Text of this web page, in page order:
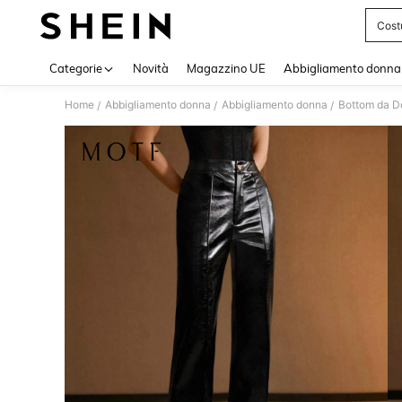
Categorie Novità Magazzino UE Abbigliamento donna
Home / Abbigliamento donna / Abbigliamento donna / Bottom da